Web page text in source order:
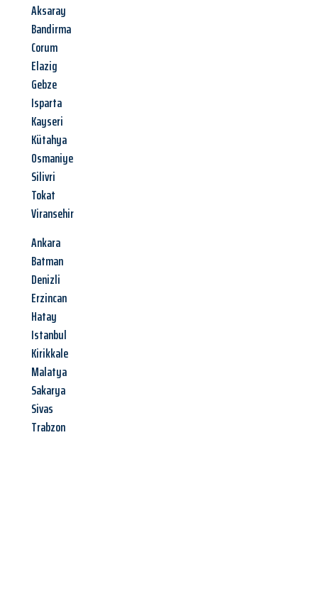
Aksaray
Bandirma
Corum
Elazig
Gebze
Isparta
Kayseri
Kütahya
Osmaniye
Silivri
Tokat
Viransehir
Ankara
Batman
Denizli
Erzincan
Hatay
Istanbul
Kirikkale
Malatya
Sakarya
Sivas
Trabzon